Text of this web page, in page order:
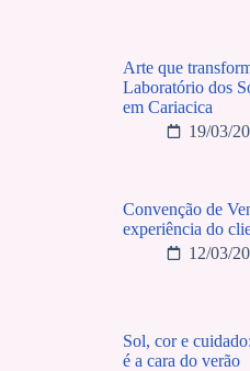
Arte que
Laboratório dos
em Cariacica
19/03/
Convenção de
experiência do
12/03/
Sol, cor e
é a cara do verão